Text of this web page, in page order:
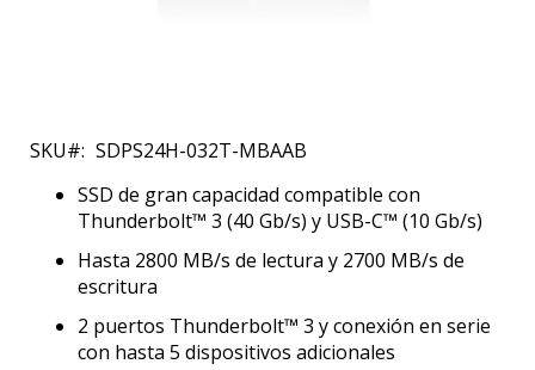
comienzo
imágenes
SKU
SDPS24H-032T-MBAAB
SSD de gran capacidad compatible con
Thunderbolt™ 3 (40 Gb/s) y USB-C™ (10 Gb/s)
Hasta 2800 MB/s de lectura y 2700 MB/s de
escritura
2 puertos Thunderbolt™ 3 y conexión en serie
con hasta 5 dispositivos adicionales